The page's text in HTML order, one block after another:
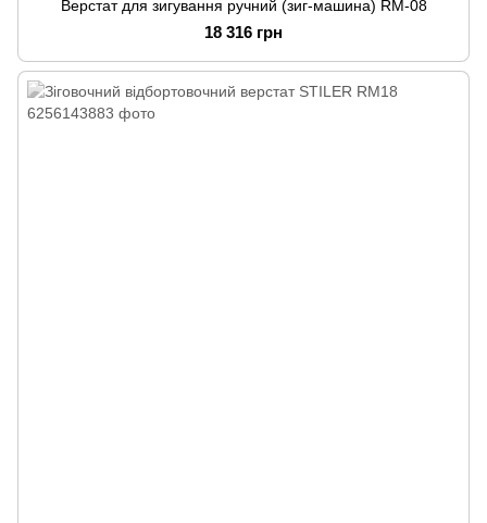
Верстат для зигування ручний (зиг-машина) RM-08
18 316 грн